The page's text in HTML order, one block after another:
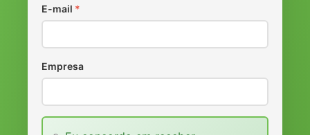
E-mail *
Empresa